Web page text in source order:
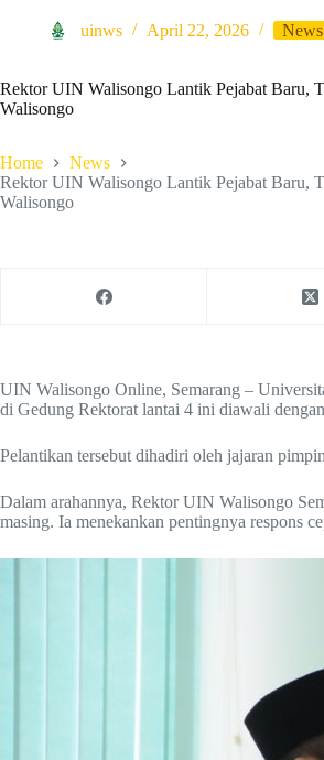
uinws April 22, 2026 News
Rektor UIN Walisongo Lantik Pejabat Baru,
Walisongo
Home
News
Rektor UIN Walisongo Lantik Pejabat Baru,
Walisongo
UIN Walisongo Online, Semarang –
di Gedung Rektorat lantai 4 ini diawali
Pelantikan tersebut dihadiri oleh jajaran
Dalam arahannya, Rektor UIN Walisongo
masing. Ia menekankan pentingnya respons